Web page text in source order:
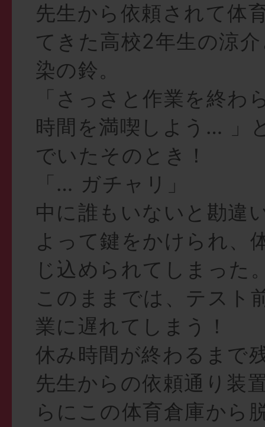
先生から依頼されて体
てきた高校2年生の涼
染の鈴。
「さっさと作業を終わ
時間を満喫しよう… 」
でいたそのとき！
「… ガチャリ」
中に誰もいないと勘違
よって鍵をかけられ、
じ込められてしまった
このままでは、テスト
業に遅れてしまう！
休み時間が終わるまで
先生からの依頼通り装
らにこの体育倉庫から